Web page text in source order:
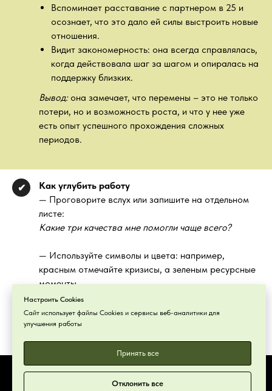
Вспоминает расставание с партнером в 25 и
осознает, что это дало ей силы выстроить новые
отношения.
Видит закономерность: она всегда справлялась,
когда действовала шаг за шагом и опиралась на
поддержку близких.
Вывод:она замечает, что перемены – это не только
потери, но и возможность роста, и что у нее уже
есть опыт успешного прохождения сложных
периодов.
✔
Как углубить работу
— Проговорите вслух или запишите на отдельном
листе:
Какие три качества мне помогли чаще всего?
— Используйте символы и цвета: например,
красным отмечайте кризисы, а зеленым ресурсные
моменты.
— Сделайте упражнение еще раз через год и
посмотрите, что изменилось.
Настроить Cookies
Сайт использует файлы Cookies и сервисы веб-аналитики для
улучшения работы
Принять все
Отклонить все